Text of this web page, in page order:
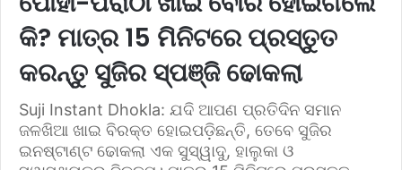
କି? ମାତ୍ର 15 ମିନିଟରେ ପ୍ରସ୍ତୁତ
କରନ୍ତୁ ସୁଜିର ସ୍ପଞ୍ଜି ଢୋକଲା
Suji Instant Dhokla: ଯଦି ଆପଣ ପ୍ରତିଦିନ ସମାନ
ଜଳଖିଆ ଖାଇ ବିରକ୍ତ ହୋଇପଡ଼ିଛନ୍ତି, ତେବେ ସୁଜିର
ଇନଷ୍ଟାଣ୍ଟ ଢୋକଲା ଏକ ସୁସ୍ୱାଦୁ, ହାଲୁକା ଓ